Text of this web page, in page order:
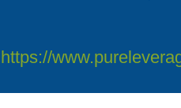
https://